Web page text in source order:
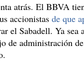
atrás. El BBVA
accionistas de que
el Sabadell. Ya sea
de administración